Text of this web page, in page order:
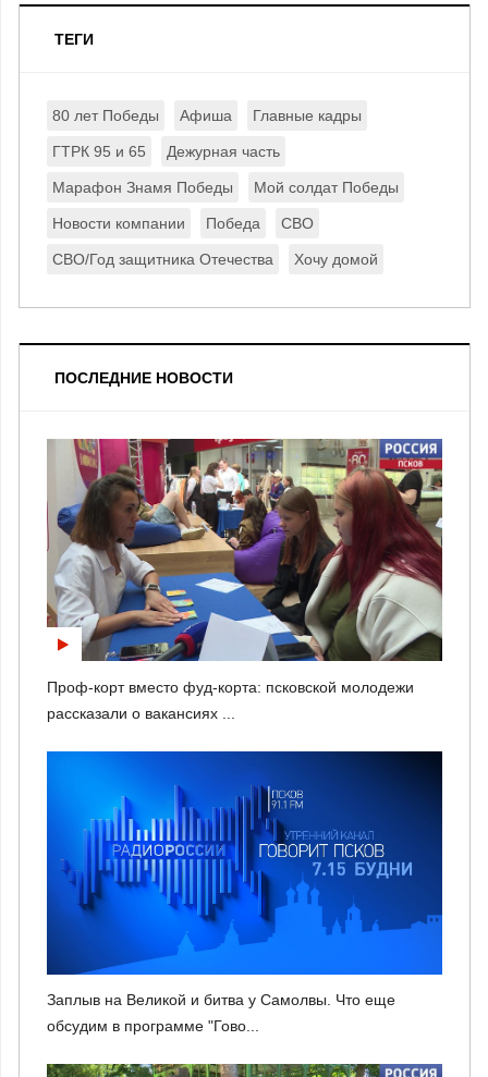
ТЕГИ
80 лет Победы Афиша Главные кадры
ГТРК 95 и 65 Дежурная часть
Марафон Знамя Победы Мой солдат Победы
Новости компании Победа СВО
СВО/Год защитника Отечества Хочу домой
ПОСЛЕДНИЕ НОВОСТИ
Проф-корт вместо фуд-корта: псковской молодежи
рассказали о вакансиях ...
Заплыв на Великой и битва у Самолвы. Что еще
обсудим в программе "Гово...